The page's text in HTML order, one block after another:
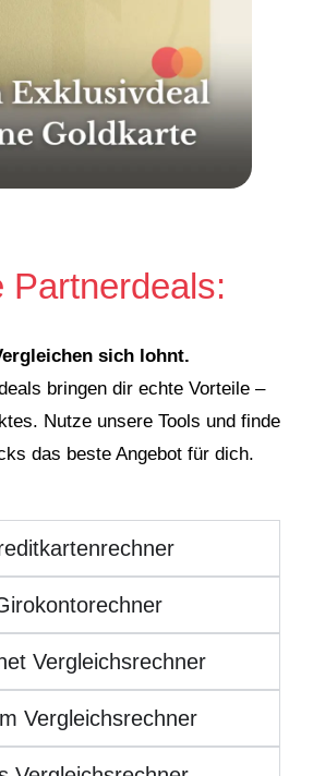
Partnerdeals:
sich lohnt.
bringen dir echte Vorteile –
Nutze unsere Tools und finde
das beste Angebot für dich.
Vergleichsrechner
Vergleichsrechner